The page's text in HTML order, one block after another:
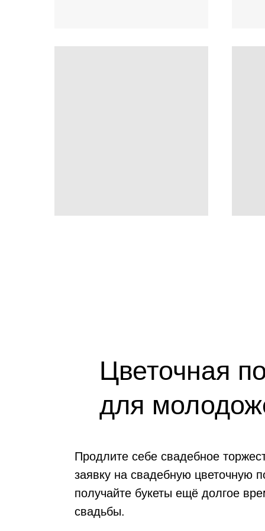
Цветочная
для
Продлите себе свадебное
заявку на свадебную цветочную
получайте букеты ещё долгое
свадьбы.